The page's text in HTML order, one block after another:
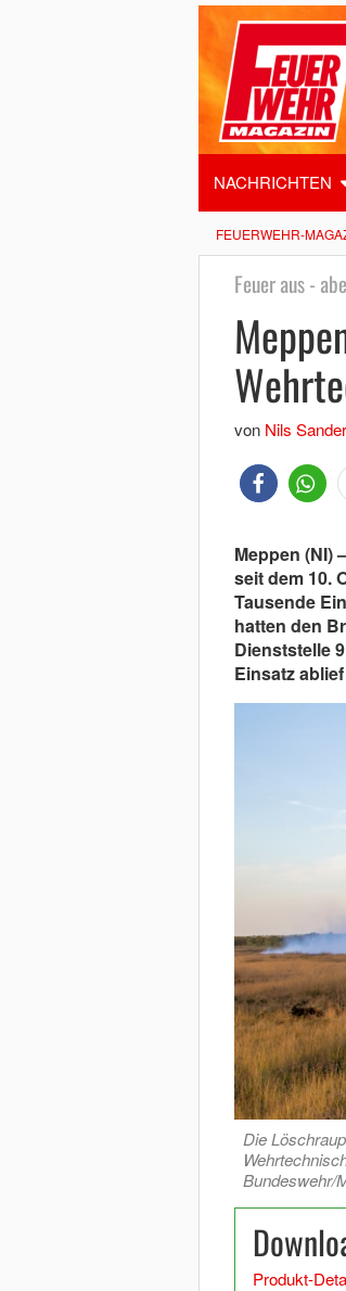
NACHRICHTEN
FEUERWEHR-
Feuer aus -
von Nils Sander
Meppen (NI)
seit dem 10.
Tausende
hatten den
Dienststelle
Einsatz
Die
Bundeswehr/
Produkt-